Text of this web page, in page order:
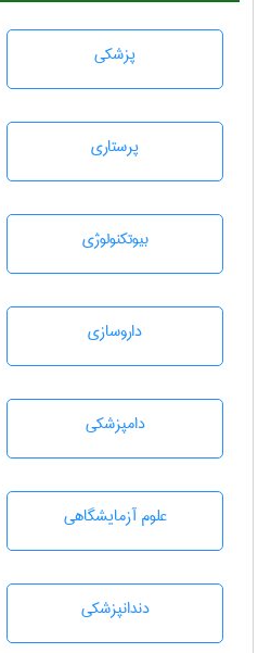
پزشكی
پرستاری
بيوتكنولوژی
داروسازی
دامپزشكی
علوم آزمايشگاهی
دندانپزشكی